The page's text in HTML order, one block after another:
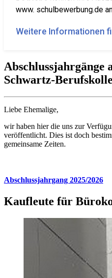
www. schulbewerbung.de
Weitere Informationen
Abschlussjahrgänge
Schwartz-
Liebe Ehemalige,
wir haben hier die uns zur
veröffentlicht. Dies ist doch
gemeinsame Zeiten.
Abschlussjahrgang 2025/2026
Kaufleute für